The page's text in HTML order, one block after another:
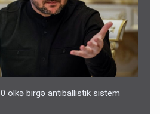
ölkə birgə antiballistik sistem